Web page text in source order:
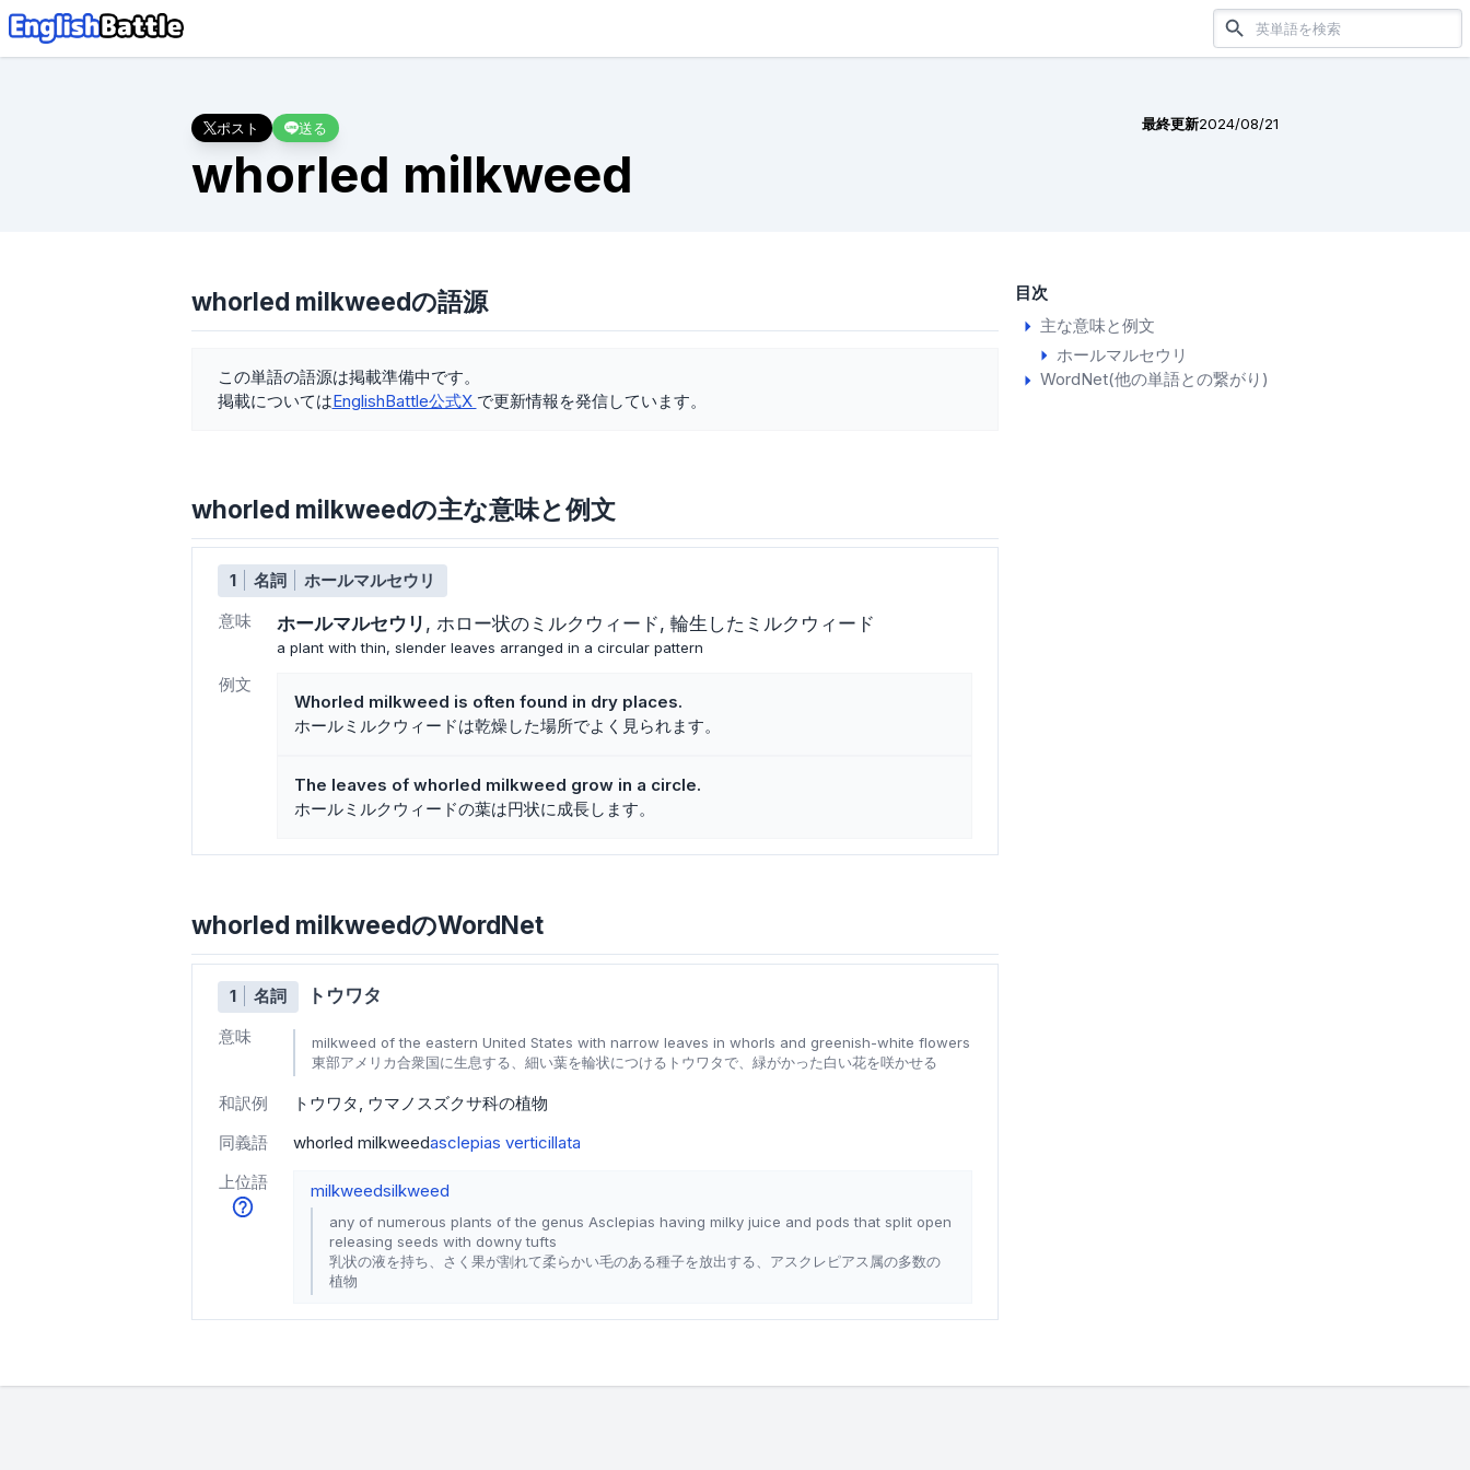
ポスト 送る 最終更新2024/08/21
whorled milkweed
目次
主な意味と例文
ホールマルセウリ
WordNet(他の単語との繋がり)
whorled milkweedの語源
この単語の語源は掲載準備中です。
掲載についてはEnglishBattle公式X で更新情報を発信しています。
whorled milkweedの主な意味と例文
1 名詞
ホールマルセウリ
意味
ホールマルセウリ ホロー状のミルクウィード 輪生したミルクウィード
a plant with thin, slender leaves arranged in a circular pattern
例文
Whorled milkweed is often found in dry places.
ホールミルクウィードは乾燥した場所でよく見られます。
The leaves of whorled milkweed grow in a circle.
ホールミルクウィードの葉は円状に成長します。
whorled milkweedのWordNet
1 名詞 トウワタ
意味
milkweed of the eastern United States with narrow leaves in whorls and greenish-white flowers
東部アメリカ合衆国に生息する、細い葉を輪状につけるトウワタで、緑がかった白い花を咲かせる
和訳例 トウワタ ウマノスズクサ科の植物
同義語
whorled milkweedasclepias verticillata
上位語
milkweedsilkweed
any of numerous plants of the genus Asclepias having milky juice and pods that split open
releasing seeds with downy tufts
乳状の液を持ち、さく果が割れて柔らかい毛のある種子を放出する、アスクレピアス属の多数の
植物